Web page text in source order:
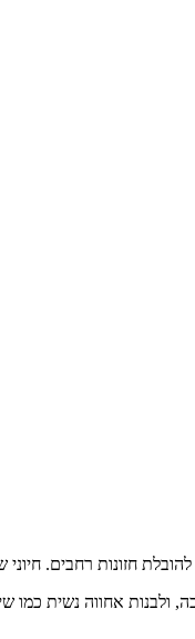
חזונות רחבים.
ולבנות אחווה נשית כמו